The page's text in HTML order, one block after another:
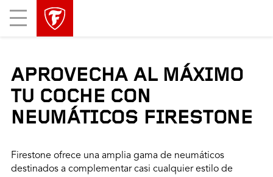
Mobile
Menu
APROVECHA AL MÁXIMO
TU COCHE CON
NEUMÁTICOS FIRESTONE
Firestone ofrece una amplia gama de neumáticos
destinados a complementar casi cualquier estilo de